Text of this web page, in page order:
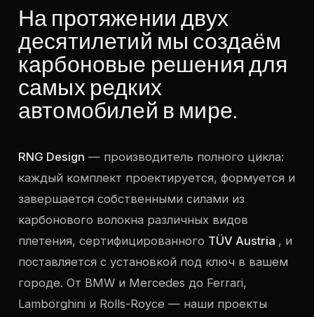
На протяжении двух
десятилетий мы создаём
карбоновые решения для
самых редких
автомобилей в мире.
RNG Design — производитель полного цикла:
каждый комплект проектируется, формуется и
завершается собственными силами из
карбонового волокна различных видов
плетения, сертифицированного TÜV Austria , и
поставляется с установкой под ключ в вашем
городе. От BMW и Mercedes до Ferrari,
Lamborghini и Rolls-Royce — наши проекты